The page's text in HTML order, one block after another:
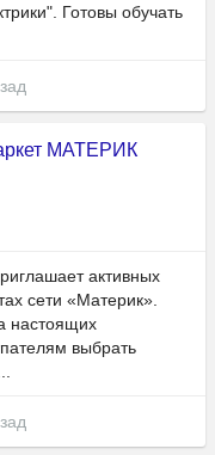
Готовы обучать
МАТЕРИК
активных
сети «Материк».
настоящих
выбрать